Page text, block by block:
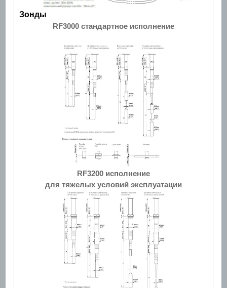
Зонды
RF3000 стандартное исполнение
RF3200 исполнение
для тяжелых условий эксплуатации